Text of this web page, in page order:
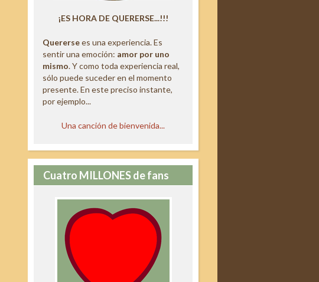
¡ES HORA DE QUERERSE...!!!
Querersees una experiencia. Es
sentir una emoción: amor por uno
mismo. Y como toda experiencia real,
sólo puede suceder en el momento
presente. En este preciso instante,
por ejemplo...
Una canción de bienvenida...
Cuatro MILLONES de fans